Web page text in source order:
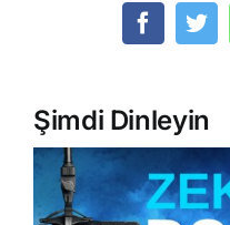
Şimdi Dinleyin